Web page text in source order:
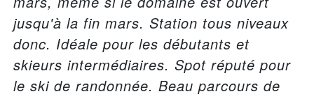
jusqu'à la fin mars. Station tous niveaux
donc. Idéale pour les débutants et
skieurs intermédiaires. Spot réputé pour
le ski de randonnée. Beau parcours de